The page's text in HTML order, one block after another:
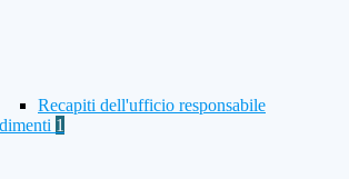
Recapiti dell'ufficio responsabile
1